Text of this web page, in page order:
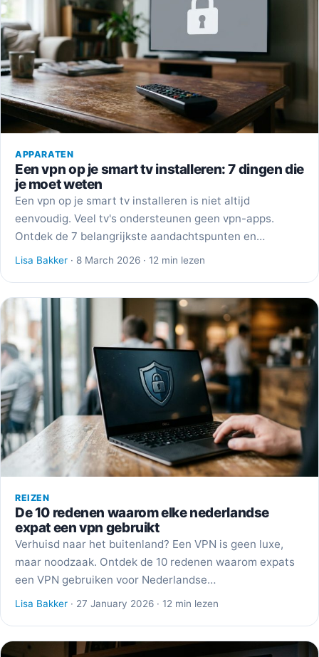
APPARATEN
Een vpn op je smart tv installeren: 7 dingen die
je moet weten
Een vpn op je smart tv installeren is niet altijd
eenvoudig. Veel tv's ondersteunen geen vpn-apps.
Ontdek de 7 belangrijkste aandachtspunten en…
Lisa Bakker · 8 March 2026 · 12 min lezen
REIZEN
De 10 redenen waarom elke nederlandse
expat een vpn gebruikt
Verhuisd naar het buitenland? Een VPN is geen luxe,
maar noodzaak. Ontdek de 10 redenen waarom expats
een VPN gebruiken voor Nederlandse…
Lisa Bakker · 27 January 2026 · 12 min lezen